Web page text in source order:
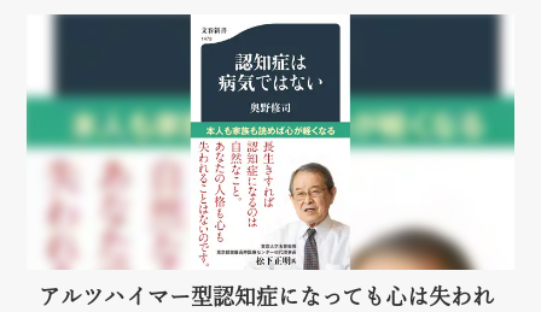
アルツハイマー型認知症になっても心は失われ